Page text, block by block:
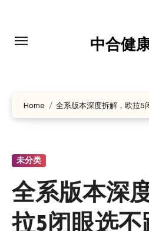
中合健
Home 全系版本深度拆解，欧拉5
未分类
全系版本深
拉5闭眼选不